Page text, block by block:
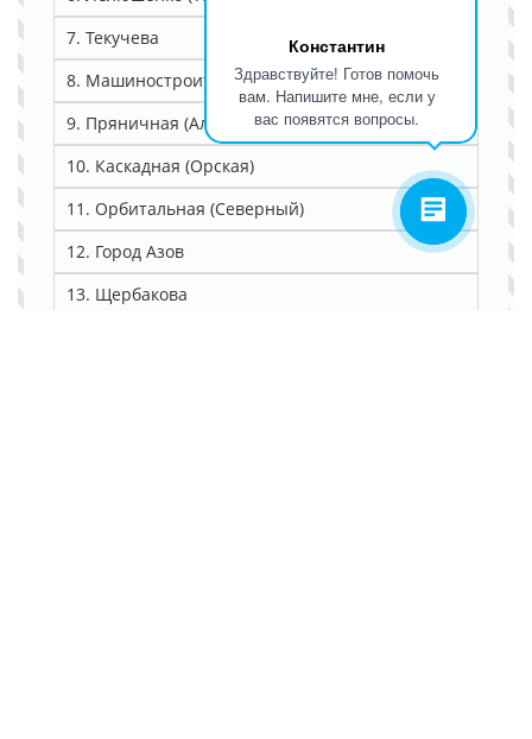
Константин
Здравствуйте! Готов помочь
вам. Напишите мне, если у
вас появятся вопросы.
7. Текучева
8. Машиностроительный (Западный)
9. Пряничная (Александровка)
10. Каскадная (Орская)
11. Орбитальная (Северный)
12. Город Азов
13. Щербакова